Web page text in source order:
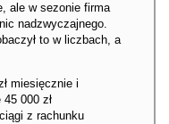
ale w sezonie firma
nadzwyczajnego.
to w liczbach, a
miesięcznie i
000 zł
z rachunku